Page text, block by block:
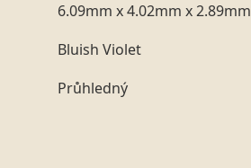
6.09mm x 4.02mm x 2.89mm
Bluish Violet
Průhledný